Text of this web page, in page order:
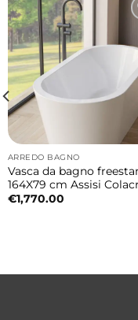
Perché
Perfetto per chi
compatta,
soffietto e le
comfort,
Il box doccia è
Sì, la porta a
ottimizza lo
Qual è lo
ARREDO BAGNO
Vasca da bagno
164X79 cm Assisi
€1,770.00